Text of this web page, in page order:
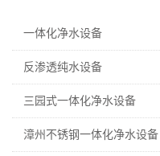
一体化净水设备
反渗透纯水设备
三园式一体化净水设备
漳州不锈钢一体化净水设备